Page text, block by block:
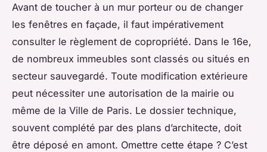
Avant de toucher à un mur porteur ou de changer
les fenêtres en façade, il faut impérativement
consulter le règlement de copropriété. Dans le 16e,
de nombreux immeubles sont classés ou situés en
secteur sauvegardé. Toute modification extérieure
peut nécessiter une autorisation de la mairie ou
même de la Ville de Paris. Le dossier technique,
souvent complété par des plans d’architecte, doit
être déposé en amont. Omettre cette étape ? C’est